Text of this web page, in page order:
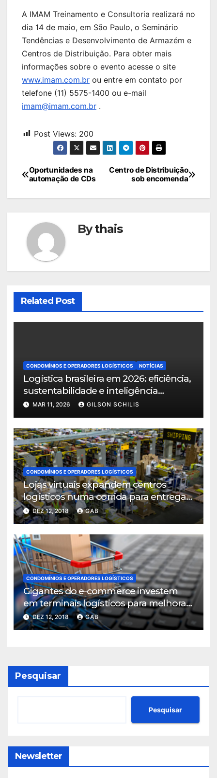
A IMAM Treinamento e Consultoria realizará no
dia 14 de maio, em São Paulo, o Seminário
Tendências e Desenvolvimento de Armazém e
Centros de Distribuição. Para obter mais
informações sobre o evento acesse o site
www.imam.com.br ou entre em contato por
telefone (11) 5575-1400 ou e-mail
imam@imam.com.br .
Post Views: 200
Navegação
de
Post
Centro de Distribuição
sob encomenda
Oportunidades na
automação de CDs
Bythais
Related Post
CONDOMÍNIOS E OPERADORES LOGÍSTICOS NOTÍCIAS
Logística brasileira em 2026: eficiência,
sustentabilidade e inteligência
territorial norteiam o crescimento do
MAR 11, 2026 GILSON SCHILIS
CONDOMÍNIOS E OPERADORES LOGÍSTICOS
Lojas virtuais expandem centros
logísticos numa corrida para entregar
mais rápido
DEZ 12, 2018 GAB
CONDOMÍNIOS E OPERADORES LOGÍSTICOS
Gigantes do e-commerce investem
em terminais logísticos para melhorar
ritmo de entregas
DEZ 12, 2018 GAB
Pesquisar
Pesquisar
Newsletter